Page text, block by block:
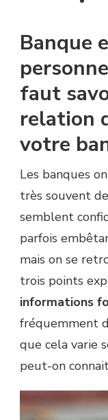
Banque
faut
relation
votre
Les banques
très souvent
semblent
parfois
mais on se
trois points
informations
fréquemment
que cela varie
peut-on